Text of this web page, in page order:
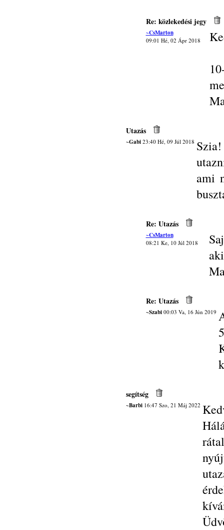
Re: közlekedési jegy
~CsMarton
09:01 Hé, 02 Ápr 2018
Utazás
~Gabi23:40 Hé, 09 Júl 2018
ami
Re: Utazás
~CsMarton
08:21 Ke, 10 Júl 2018
Re: Utazás
~Szabi00:03 Va, 16 Jún 2019
segítség
~Barbi16:47 Szo, 21 Máj 2022